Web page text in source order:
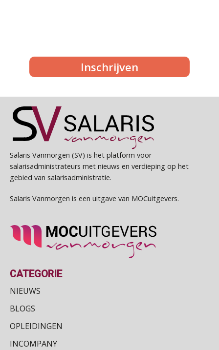
Inschrijven
Salaris Vanmorgen (SV) is het platform voor
salarisadministrateurs met nieuws en verdieping op het
gebied van salarisadministratie.
Salaris Vanmorgen is een uitgave van MOCuitgevers.
CATEGORIE
NIEUWS
BLOGS
OPLEIDINGEN
INCOMPANY